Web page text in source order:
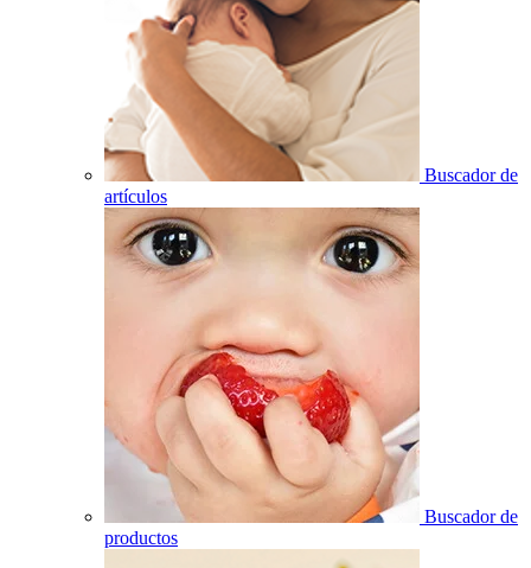
Buscador de
artículos
Buscador de
productos